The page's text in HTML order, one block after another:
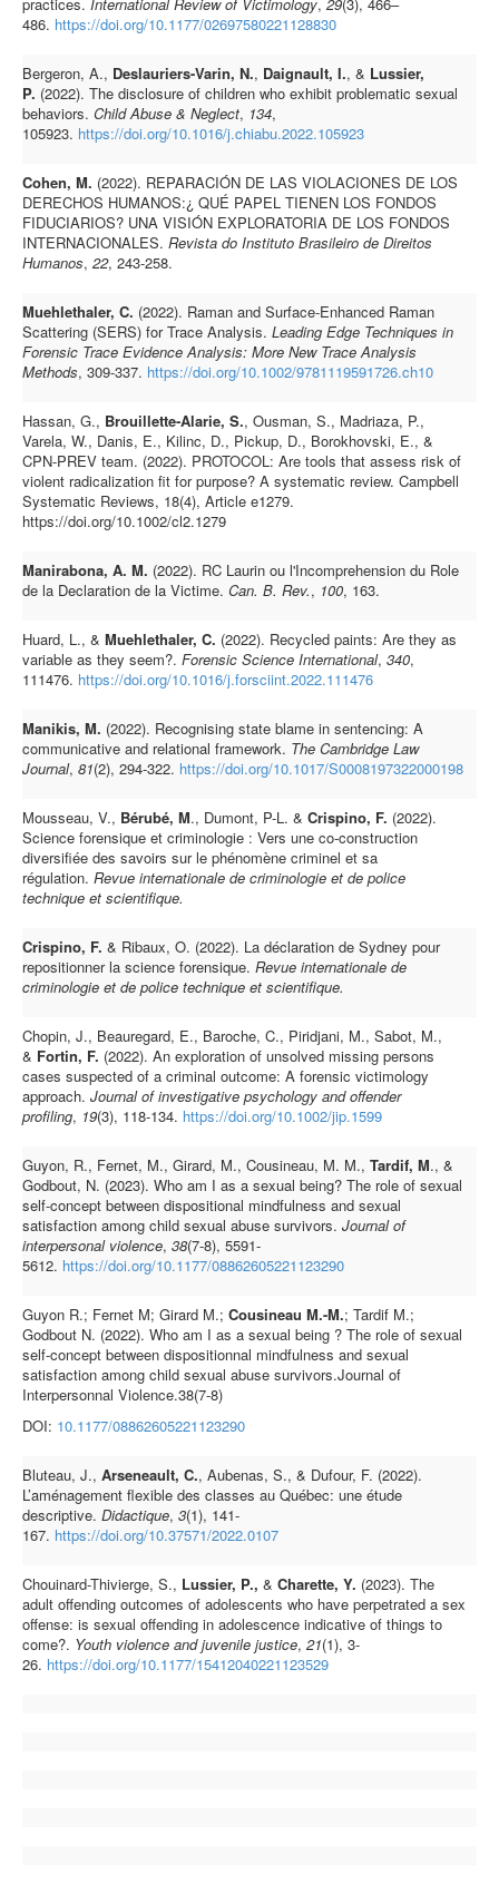
486. https://doi.org/10.1177/02697580221128830
Bergeron, A., Deslauriers-Varin, N., Daignault, I., & Lussier,
P. (2022). The disclosure of children who exhibit problematic sexual
behaviors. Child Abuse & Neglect, 134,
105923. https://doi.org/10.1016/j.chiabu.2022.105923
Cohen, M. (2022). REPARACIÓN DE LAS VIOLACIONES DE LOS
DERECHOS HUMANOS:¿ QUÉ PAPEL TIENEN LOS FONDOS
FIDUCIARIOS? UNA VISIÓN EXPLORATORIA DE LOS FONDOS
INTERNACIONALES. Revista do Instituto Brasileiro de Direitos
Humanos, 22, 243-258.
Muehlethaler, C. (2022). Raman and Surface‐Enhanced Raman
Scattering (SERS) for Trace Analysis. Leading Edge Techniques in
Forensic Trace Evidence Analysis: More New Trace Analysis
Methods, 309-337. https://doi.org/10.1002/9781119591726.ch10
Hassan, G., Brouillette‐Alarie, S., Ousman, S., Madriaza, P.,
Varela, W., Danis, E., Kilinc, D., Pickup, D., Borokhovski, E., &
CPN‐PREV team. (2022). PROTOCOL: Are tools that assess risk of
violent radicalization fit for purpose? A systematic review. Campbell
Systematic Reviews, 18(4), Article e1279.
https://doi.org/10.1002/cl2.1279
Manirabona, A. M. (2022). RC Laurin ou l'Incomprehension du Role
de la Declaration de la Victime. Can. B. Rev., 100, 163.
Huard, L., & Muehlethaler, C. (2022). Recycled paints: Are they as
variable as they seem?. Forensic Science International, 340,
111476. https://doi.org/10.1016/j.forsciint.2022.111476
Manikis, M. (2022). Recognising state blame in sentencing: A
communicative and relational framework. The Cambridge Law
Journal, 81(2), 294-322. https://doi.org/10.1017/S0008197322000198
Mousseau, V., Bérubé, M., Dumont, P-L. & Crispino, F. (2022).
Science forensique et criminologie : Vers une co-construction
diversifiée des savoirs sur le phénomène criminel et sa
régulation. Revue internationale de criminologie et de police
technique et scientifique.
Crispino, F. & Ribaux, O. (2022). La déclaration de Sydney pour
repositionner la science forensique. Revue internationale de
criminologie et de police technique et scientifique.
Chopin, J., Beauregard, E., Baroche, C., Piridjani, M., Sabot, M.,
& Fortin, F. (2022). An exploration of unsolved missing persons
cases suspected of a criminal outcome: A forensic victimology
approach. Journal of investigative psychology and offender
profiling, 19(3), 118-134. https://doi.org/10.1002/jip.1599
Guyon, R., Fernet, M., Girard, M., Cousineau, M. M., Tardif, M., &
Godbout, N. (2023). Who am I as a sexual being? The role of sexual
self-concept between dispositional mindfulness and sexual
satisfaction among child sexual abuse survivors. Journal of
interpersonal violence, 38(7-8), 5591-
5612. https://doi.org/10.1177/08862605221123290
Guyon R.; Fernet M; Girard M.; Cousineau M.-M.; Tardif M.;
Godbout N. (2022). Who am I as a sexual being ? The role of sexual
self-concept between dispositionnal mindfulness and sexual
satisfaction among child sexual abuse survivors.Journal of
Interpersonnal Violence.38(7-8)
DOI: 10.1177/08862605221123290
Bluteau, J., Arseneault, C., Aubenas, S., & Dufour, F. (2022).
L’aménagement flexible des classes au Québec: une étude
descriptive. Didactique, 3(1), 141-
167. https://doi.org/10.37571/2022.0107
Chouinard-Thivierge, S., Lussier, P., & Charette, Y. (2023). The
adult offending outcomes of adolescents who have perpetrated a sex
offense: is sexual offending in adolescence indicative of things to
come?. Youth violence and juvenile justice, 21(1), 3-
26. https://doi.org/10.1177/15412040221123529